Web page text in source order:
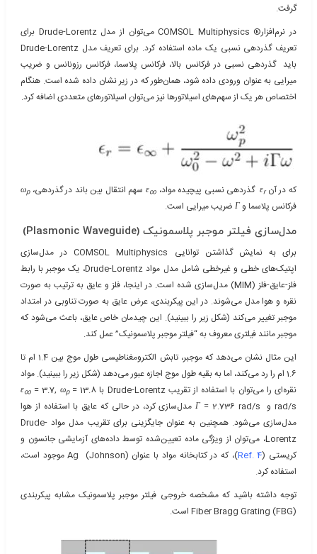
گرفت.
در نرم‌افزار® COMSOL Multiphysics می‌توان از مدل Drude-Lorentz برای
تعریف گذردهی نسبی یک ماده استفاده کرد. برای تعریف مدل Drude-Lorentz
باید گذردهی نسبی در فرکانس بالا، فرکانس پلاسما، فرکانس رزونانس و ضریب
میرایی به عنوان ورودی داده شود، همان‌طور که در زیر نشان داده شده است. هنگام
اختصاص هر یک از سهم‌های اسیلاتورها نیز می‌توان اسیلاتورهای متعددی اضافه کرد.
که در آنεr گذردهی نسبی پیچیده مواد،∞
ε سهم انتقال بین باند در گذردهی، ωp
فرکانس پلاسما وΓ ضریب میرایی است.
مدل‌سازی فیلتر موجبر پلاسمونیک (Plasmonic Waveguide)
برای به نمایش گذاشتن توانایی COMSOL Multiphysics در مدل‌سازی
اپتیک‌های خطی و غیرخطی شامل مدل مواد Drude-Lorentz، یک موجبر با رابط
فلز-عایق-فلز (MIM) مدل‌سازی شده است. در اینجا، فلز و عایق به ترتیب به صورت
نقره و هوا مدل می‌شوند. در این پیکربندی، عرض عایق به صورت تناوبی در امتداد
موجبر تغییر می‌کند (شکل زیر را ببینید). این چیدمان خاص عایق، باعث می‌شود که
موجبر مانند فیلتری معروف به “فیلتر موجبر پلاسمونیک” عمل کند.
این مثال نشان می‌دهد که موجبر، تابش الکترومغناطیسی طول موج بین 1.4 ام تا
1.6 ام را رد می‌کند، اما به بقیه طول موج اجازه عبور می‌دهد (شکل زیر را ببینید). مواد
نقره‌ای را می‌توان با استفاده از تقریب Drude-Lorentz با
ε∞ = 3.7, ωp= 13.8
rad/s و
Γ= 2.736 rad/s مدل‌سازی کرد، در حالی که عایق با استفاده از هوا
مدل‌سازی می‌شود. همچنین به عنوان جایگزینی برای تقریب مدل مواد Drude-
Lorentz، می‌توان از ویژگی ماده تعیین‌شده توسط داده‌های آزمایشی جانسون و
کریستی (Ref. 4
)، که در کتابخانه مواد با عنوان (Ag (Johnson موجود است،
استفاده کرد.
توجه داشته باشید که مشخصه خروجی فیلتر موجبر پلاسمونیک مشابه پیکربندی
(Fiber Bragg Grating (FBG است.